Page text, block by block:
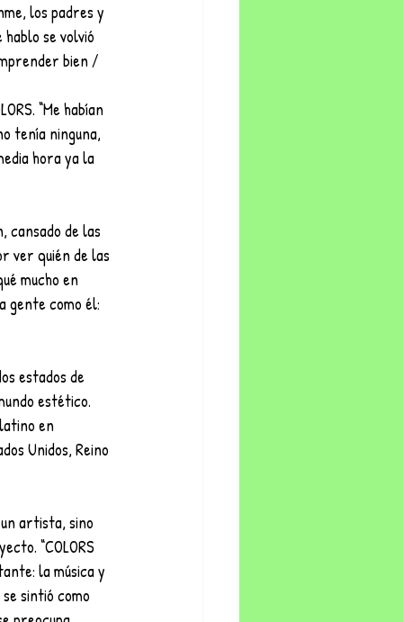
los padres y
se volvió
bien /
“Me habían
tenía ninguna,
hora ya la
cansado de las
ver quién de las
mucho en
gente como él:
estados de
estético.
en
Unidos, Reino
artista, sino
“COLORS
la música y
sintió como